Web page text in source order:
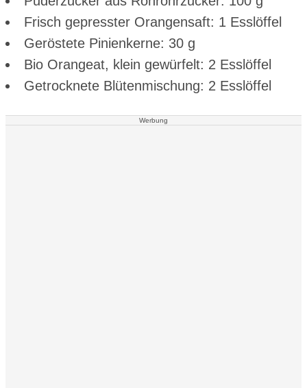
Frisch gepresster Orangensaft: 1 Esslöffel
Geröstete Pinienkerne: 30 g
Bio Orangeat, klein gewürfelt: 2 Esslöffel
Getrocknete Blütenmischung: 2 Esslöffel
Werbung